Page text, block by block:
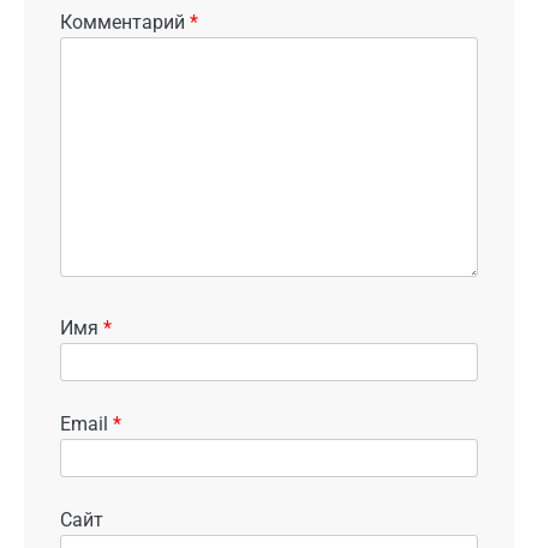
Комментарий *
Имя *
Email *
Сайт